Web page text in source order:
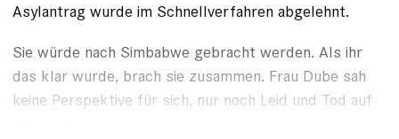
Asylantrag wurde im Schnellverfahren abgelehnt.
Sie würde nach Simbabwe gebracht werden. Als ihr
das klar wurde, brach sie zusammen. Frau Dube sah
keine Perspektive für sich, nur noch Leid und Tod auf